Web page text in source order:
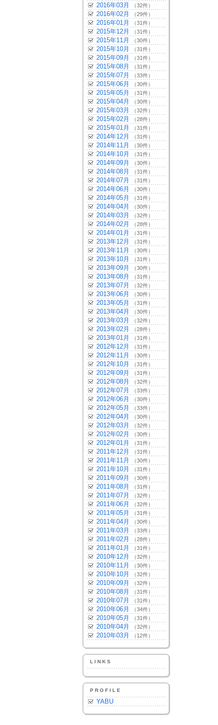
2016年03月 （32件）
2016年02月 （29件）
2016年01月 （31件）
2015年12月 （31件）
2015年11月 （30件）
2015年10月 （31件）
2015年09月 （31件）
2015年08月 （31件）
2015年07月 （33件）
2015年06月 （30件）
2015年05月 （31件）
2015年04月 （30件）
2015年03月 （32件）
2015年02月 （28件）
2015年01月 （31件）
2014年12月 （31件）
2014年11月 （30件）
2014年10月 （31件）
2014年09月 （30件）
2014年08月 （31件）
2014年07月 （31件）
2014年06月 （30件）
2014年05月 （31件）
2014年04月 （30件）
2014年03月 （32件）
2014年02月 （28件）
2014年01月 （31件）
2013年12月 （31件）
2013年11月 （30件）
2013年10月 （31件）
2013年09月 （30件）
2013年08月 （31件）
2013年07月 （32件）
2013年06月 （30件）
2013年05月 （31件）
2013年04月 （30件）
2013年03月 （32件）
2013年02月 （28件）
2013年01月 （31件）
2012年12月 （31件）
2012年11月 （30件）
2012年10月 （31件）
2012年09月 （31件）
2012年08月 （32件）
2012年07月 （33件）
2012年06月 （30件）
2012年05月 （33件）
2012年04月 （30件）
2012年03月 （32件）
2012年02月 （30件）
2012年01月 （31件）
2011年12月 （31件）
2011年11月 （30件）
2011年10月 （31件）
2011年09月 （30件）
2011年08月 （31件）
2011年07月 （32件）
2011年06月 （32件）
2011年05月 （31件）
2011年04月 （30件）
2011年03月 （33件）
2011年02月 （28件）
2011年01月 （31件）
2010年12月 （32件）
2010年11月 （30件）
2010年10月 （32件）
2010年09月 （32件）
2010年08月 （31件）
2010年07月 （31件）
2010年06月 （34件）
2010年05月 （31件）
2010年04月 （32件）
2010年03月 （12件）
LINKS
PROFILE
YABU